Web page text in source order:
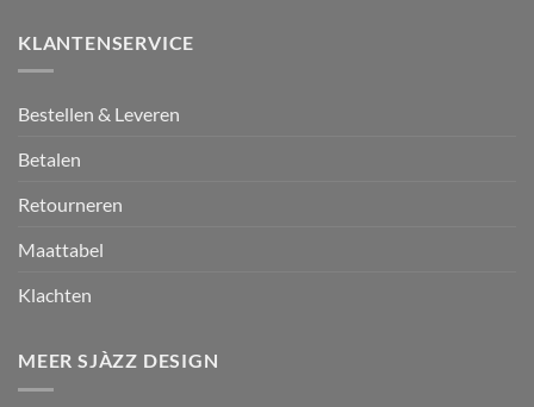
KLANTENSERVICE
Bestellen & Leveren
Betalen
Retourneren
Maattabel
Klachten
MEER SJÀZZ DESIGN